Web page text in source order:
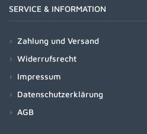
SERVICE & INFORMATION
Zahlung und Versand
Widerrufsrecht
Impressum
Datenschutzerklärung
AGB